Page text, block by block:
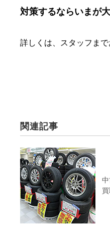
対策するならいまが
詳しくは、スタッフまで
関連記事